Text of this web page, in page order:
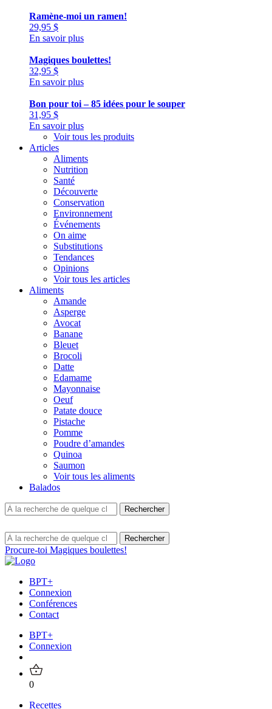
Ramène-moi un ramen!
29,95 $
En savoir plus
Magiques boulettes!
32,95 $
En savoir plus
Bon pour toi – 85 idées pour le souper
31,95 $
En savoir plus
Voir tous les produits
Articles
Aliments
Nutrition
Santé
Découverte
Conservation
Environnement
Événements
On aime
Substitutions
Tendances
Opinions
Voir tous les articles
Aliments
Amande
Asperge
Avocat
Banane
Bleuet
Brocoli
Datte
Edamame
Mayonnaise
Oeuf
Patate douce
Pistache
Pomme
Poudre d’amandes
Quinoa
Saumon
Voir tous les aliments
Balados
Procure-toi Magiques boulettes!
BPT+
Connexion
Conférences
Contact
BPT+
Connexion
0
Recettes